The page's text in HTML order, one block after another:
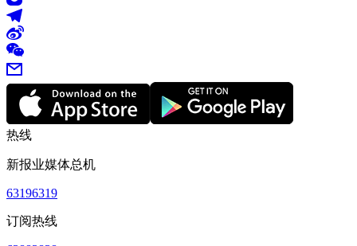
热线
新报业媒体总机
63196319
订阅热线